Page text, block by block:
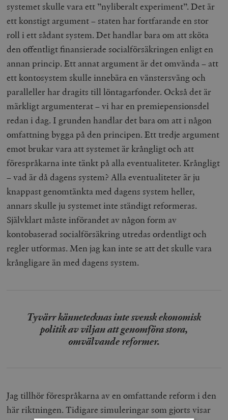
systemet skulle vara ett ”nyliberalt experiment”. Det är
ett konstigt argument – staten har fortfarande en stor
roll i ett sådant system. Det handlar bara om att sköta
den offentligt finansierade socialförsäkringen enligt en
annan princip. Ett annat argument är det omvända – att
ett kontosystem skulle innebära en vänstersväng och
paralleller har dragits till löntagarfonder. Också det är
märkligt argumenterat – vi har en premiepensionsdel
redan i dag. I grunden handlar det bara om att i någon
omfattning bygga på den principen. Ett tredje argument
emot brukar vara att systemet är krångligt och att
förespråkarna inte tänkt på alla eventualiteter. Krångligt
– vad är då dagens system? Alla eventualiteter är ju
knappast genomtänkta med dagens system heller,
annars skulle ju systemet inte ständigt reformeras.
Självklart måste införandet av någon form av
kontobaserad socialförsäkring utredas ordentligt och
regler utformas. Men jag kan inte se att det skulle vara
krångligare än med dagens system.
Tyvärr kännetecknas inte svensk ekonomisk
politik av viljan att genomföra stora,
omvälvande reformer.
Jag tillhör förespråkarna av en omfattande reform i den
här riktningen. Tidigare simuleringar som gjorts visar